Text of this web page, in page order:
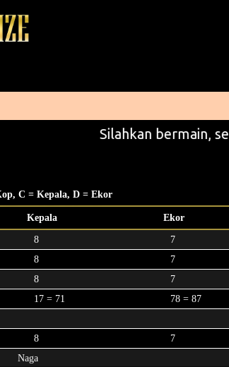
Silahkan bermain,
C = Kepala, D = Ekor
Kepala Ekor
8
7
8
7
8
7
17 = 71
78 = 87
8
7
Naga